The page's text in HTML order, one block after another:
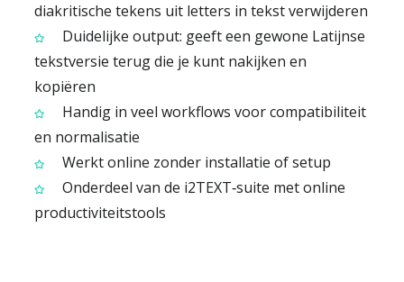
diakritische tekens uit letters in tekst verwijderen
Duidelijke output: geeft een gewone Latijnse
tekstversie terug die je kunt nakijken en
kopiëren
Handig in veel workflows voor compatibiliteit
en normalisatie
Werkt online zonder installatie of setup
Onderdeel van de i2TEXT‑suite met online
productiviteitstools